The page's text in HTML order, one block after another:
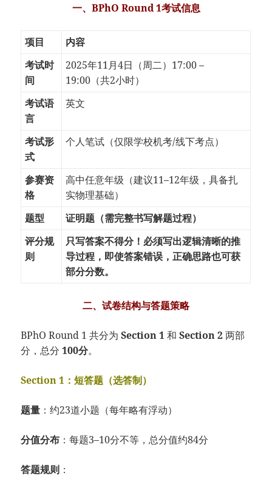
一、BPhO Round 1考试信息
项目
内容
考试时
间
2025年11月4日（周二）17:00 –
19:00（共2小时）
考试语
言
英文
考试形
式
个人笔试（仅限学校机考/线下考点）
参赛资
格
高中任意年级（建议11–12年级，具备扎
实物理基础）
题型
证明题（需完整书写解题过程）
评分规
则
只写答案不得分！必须写出逻辑清晰的推
导过程，即使答案错误，正确思路也可获
部分分数。
二、试卷结构与答题策略
BPhO Round 1 共分为Section 1和Section 2两部
分，总分100分。
Section 1：短答题（选答制）
题量 ：约23道小题（每年略有浮动）
分值分布 ：每题3–10分不等，总分值约84分
答题规则 ：